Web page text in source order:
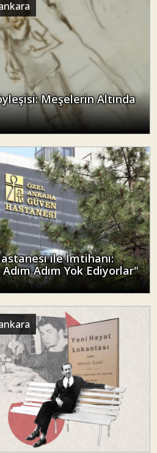
Meşelerin Altında
ile İmtihanı:
Adım Adım Yok Ediyorlar"